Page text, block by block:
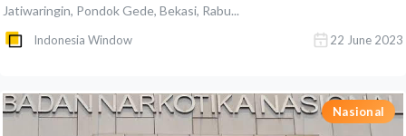
Jatiwaringin, Pondok Gede, Bekasi, Rabu...
Indonesia Window 22 June 2023
Nasional